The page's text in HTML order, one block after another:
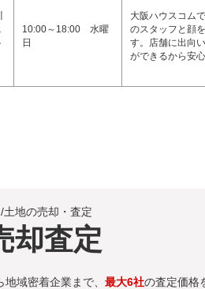
10:00～18:00 水曜
日
大阪ハウスコム
のスタッフと顔
す。店舗に出向
ができるから安
地の売却・査定
却査定
域密着企業まで、 最大6社の査定価格